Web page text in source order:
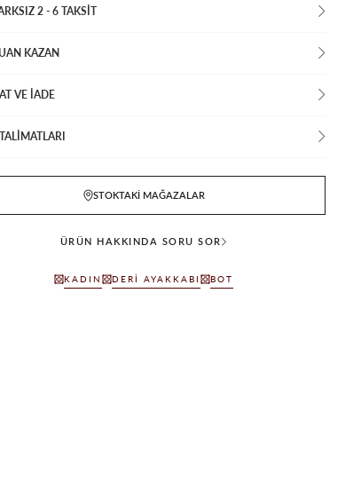
2 - 6 TAKSIT
KAZAN
VE İADE
STOKTAKI MAĞAZALAR
ÜRÜN HAKKINDA SORU SOR
KADIN DERI AYAKKABI BOT